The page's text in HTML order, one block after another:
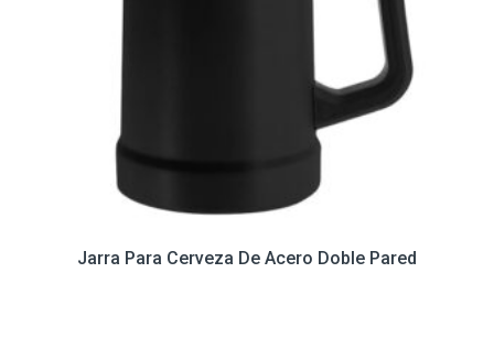
Jarra Para Cerveza De Acero Doble Pared